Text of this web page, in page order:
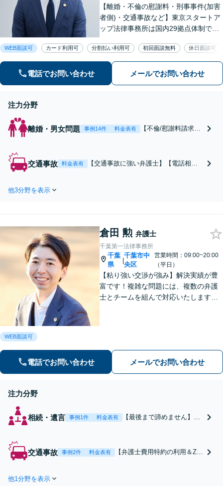
【離婚・不倫の慰謝料・刑事事件(加害
者側)・交通事故など】東京スタートア
ップ法律事務所は国内29拠点体制で全
対応(法律相談は完全予約制)】各分野で
専門性の高い弁護士が寄り添い解決を
サポートします。
WEB面談可 カード利用可 分割払い利用可 初回面談無料 休日面談可
電話でお問い合わせ メールでお問い合わせ
注力分野
離婚・男女問題 事例14件 料金表有
【不倫/慰謝料請求に
慰謝料トラブルの相
談は毎月100件以上、
倫相談は初回0円】
【千葉県全域対応】
交通事故 料金表有
【交通事故に強い弁護士】【電話相談
い。【千葉駅徒歩1分】
他3分野を表示
倉田 勲 弁護士
千葉第一法律事務所
千葉
県
|
千葉市中
央区
営業時間：09:00~20:00
（平日）
【粘り強い交渉が強み】解決実績が豊
富です！複雑な問題には、複数の弁護
士とチームを組んで対応いたします。
WEB面談可
電話でお問い合わせ メールでお問い合わせ
注力分野
相続・遺言 事例1件 料金表有
【最後まで諦めません】親
な条件で合意してしまう前
にご相談ください。【土
交通事故 事例2件 料金表有
【弁護士費用特約の利用＆Zo
他1分野を表示